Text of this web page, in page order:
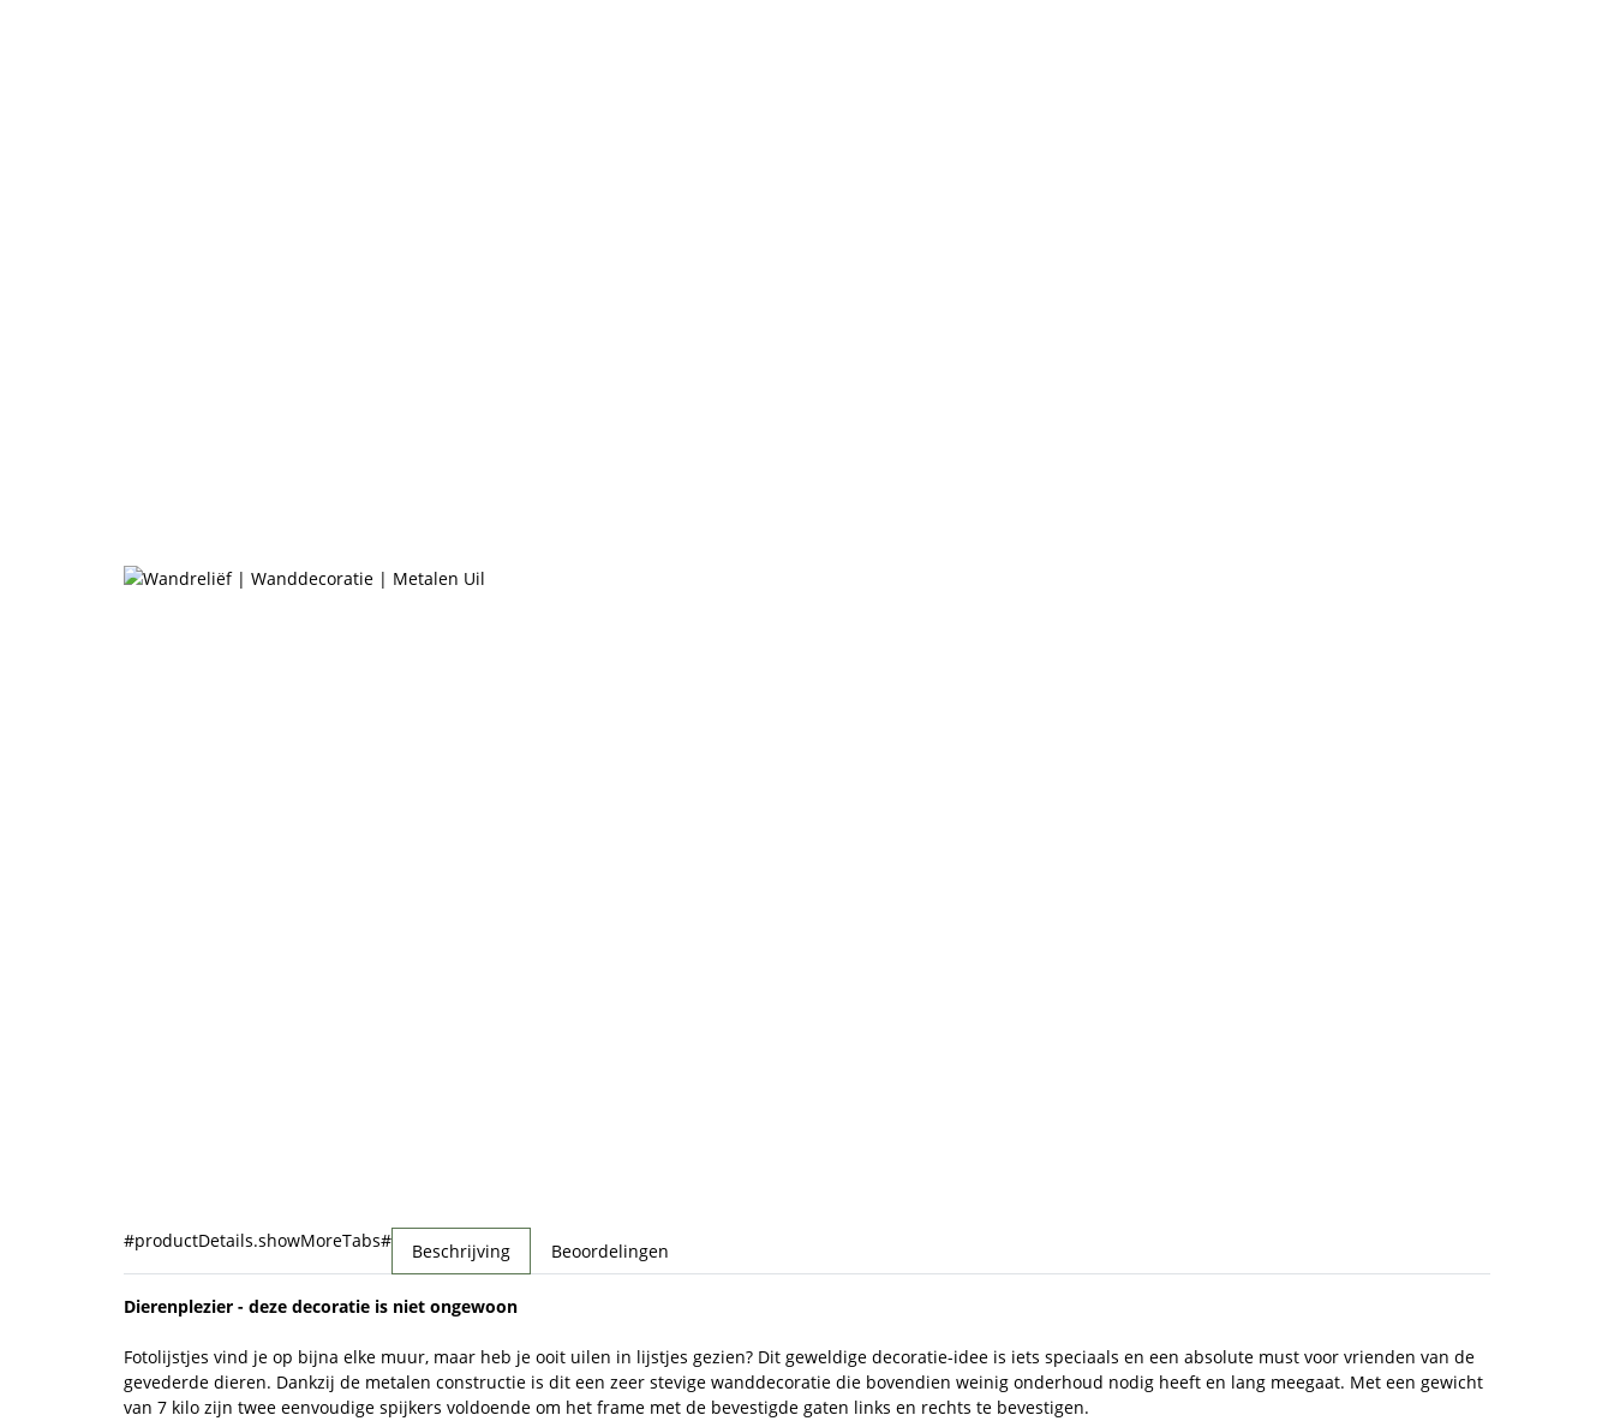
#productDetails.showMoreTabs# Beschrijving Beoordelingen
Dierenplezier - deze decoratie is niet ongewoon
Fotolijstjes vind je op bijna elke muur, maar heb je ooit uilen in lijstjes gezien? Dit geweldige decoratie-idee is iets speciaals en een absolute must voor vrienden van de
gevederde dieren. Dankzij de metalen constructie is dit een zeer stevige wanddecoratie die bovendien weinig onderhoud nodig heeft en lang meegaat. Met een gewicht
van 7 kilo zijn twee eenvoudige spijkers voldoende om het frame met de bevestigde gaten links en rechts te bevestigen.